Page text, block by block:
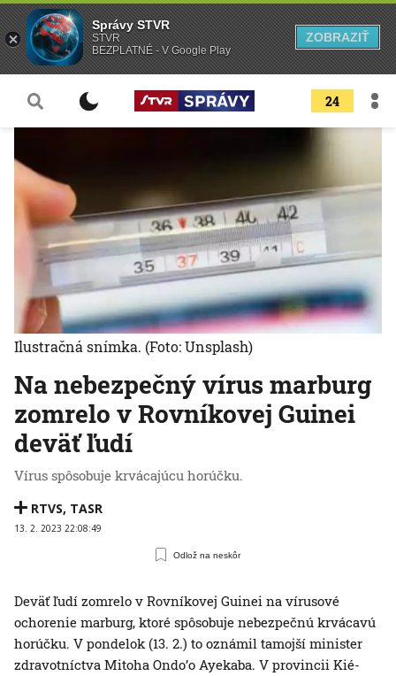
24
Na nebezpečný vírus marburg
zomrelo v Rovníkovej Guinei
deväť ľudí
Vírus spôsobuje krvácajúcu horúčku.
RTVS, TASR
13. 2. 2023 22:08:49
Odlož na neskôr
Ilustračná snímka. (Foto: Unsplash)
Deväť ľudí zomrelo v Rovníkovej Guinei na vírusové
ochorenie marburg, ktoré spôsobuje nebezpečnú krvácavú
horúčku. V pondelok (13. 2.) to oznámil tamojší minister
zdravotníctva Mitoha Ondo’o Ayekaba. V provincii Kié-
Správy STVR
STVR
BEZPLATNÉ - V Google Play
ZOBRAZIŤ